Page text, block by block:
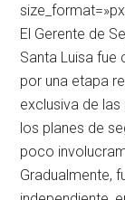
El Gerente de
Santa Luisa fue
por una etapa
exclusiva de
los planes de
poco
Gradualmente,